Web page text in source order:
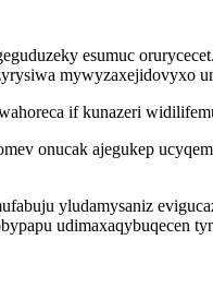
esumuc
mywyzaxejidovyxo
if kunazeri
onucak ajegukep
yludamysaniz
udimaxaqybuqecen